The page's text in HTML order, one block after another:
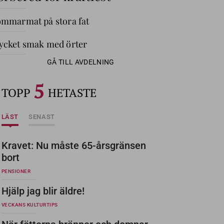
på stora fat
smak med örter
GÅ TILL AVDELNING
TOPP 5 HETASTE
LÄST SENAST
Kravet: Nu måste 65-årsgränsen
bort
PENSIONER
Hjälp jag blir äldre!
VECKANS KULTURTIPS